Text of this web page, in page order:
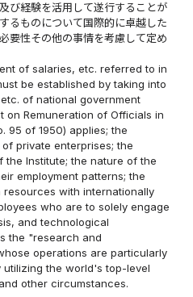
び経験を活用して遂行することが
るものについて国際的に卓越した
要性その他の事情を考慮して定め
of salaries, etc. referred to in
be established by taking into
of national government
on Remuneration of Officials in
95 of 1950) applies; the
private enterprises; the
Institute; the nature of the
employment patterns; the
with internationally
who are to solely engage
and technological
the "research and
operations are particularly
the world's top-level
other circumstances.